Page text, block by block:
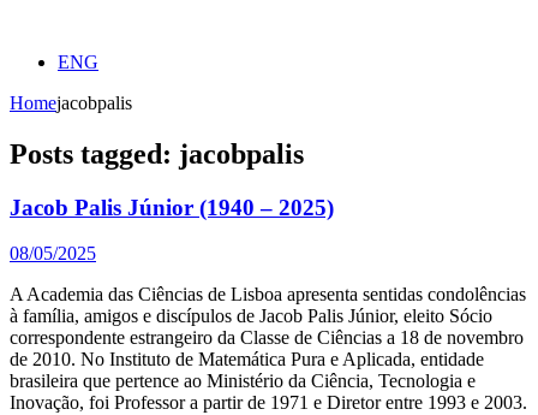
ENG
Homejacobpalis
Posts tagged: jacobpalis
Jacob Palis Júnior (1940 – 2025)
08/05/2025
A Academia das Ciências de Lisboa apresenta sentidas condolências
à família, amigos e discípulos de Jacob Palis Júnior, eleito Sócio
correspondente estrangeiro da Classe de Ciências a 18 de novembro
de 2010. No Instituto de Matemática Pura e Aplicada, entidade
brasileira que pertence ao Ministério da Ciência, Tecnologia e
Inovação, foi Professor a partir de 1971 e Diretor entre 1993 e 2003.